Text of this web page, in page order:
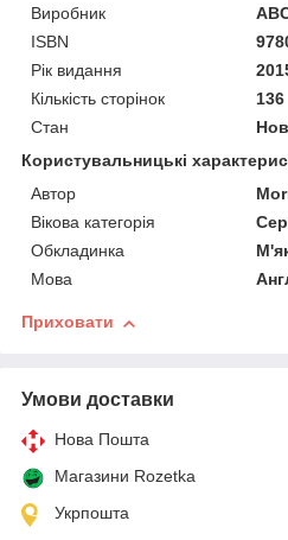
Виробник
ISBN
Рік видання
Кількість сторінок
136
Стан
Користувальницькі
Автор
Вікова категорія
Обкладинка
Мова
Приховати
Умови доставки
Нова Пошта
Магазини Rozetka
Укрпошта